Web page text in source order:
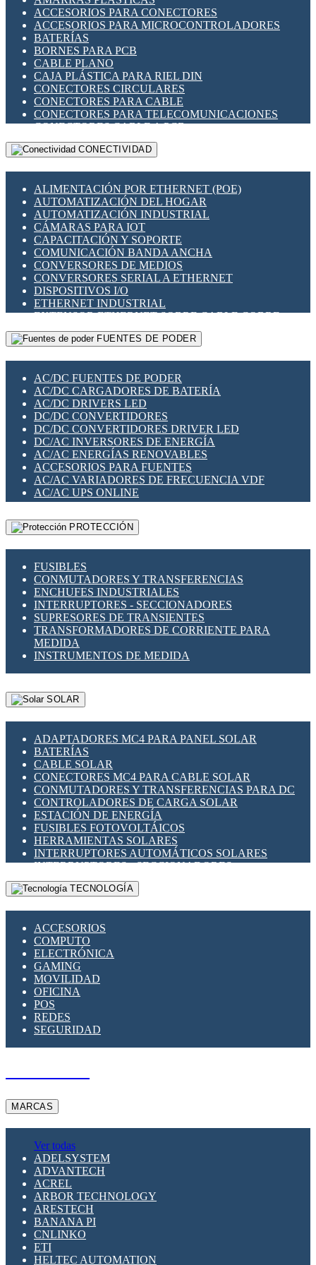
INDICADORES PARA PANEL
INTERFACES DE RELÉ
INTERRUPTORES FIN DE CARRERA
LLAVES CONMUTADORAS
MEDIDORES DE ENERGÍA Y TC'S DE CORRIENTE
MOTORES PASO A PASO
PANTALLAS HMI
PLC -CONTROLADORES LÓGICO PROGRAMABLES
PROGRAMADORES DE HORARIO
RELÉS DE PROTECCIÓN
SENSORES CAPACITIVOS
SENSORES INDUCTIVOS
TEMPORIZADORES
VARIACS
VARIADORES DE FRECUENCIA [VDF]
SECCIONADORES - INTERRUPTORES
MAQUINARIA
ACCESORIOS PARA CONECTORES
ACCESORIOS PARA MICROCONTROLADORES
BATERÍAS
BORNES PARA PCB
CABLE PLANO
CAJA PLÁSTICA PARA RIEL DIN
CONECTORES CIRCULARES
CONECTORES PARA CABLE
CONECTORES PARA TELECOMUNICACIONES
CONECTORES CABLE A PCB
CONECTORES PCB A CABLE
DIP SWITCHES
HERRAMIENTAS VARIAS
ILUMINACIÓN LED
INTERRUPTORES REED
INTERFACES DE RELÉ
OTROS RELÉS
PROTECCIÓN TÉRMICA
RELÉS AUTOMOTRICES
RELÉS DE SEÑAL
RELÉS DE ESTADO SÓLIDO SSR
RELÉS INDUSTRIALES
RELÉS MINIATURA DE POTENCIA
SENSORES MAGNÉTICOS
SWITCH Y MICROSWITCH
TARJETAS PI
UNIÓN Y DERIVACIÓN DE CABLE
CONECTIVIDAD
ALIMENTACIÓN POR ETHERNET (POE)
AUTOMATIZACIÓN DEL HOGAR
AUTOMATIZACIÓN INDUSTRIAL
CÁMARAS PARA IOT
CAPACITACIÓN Y SOPORTE
COMUNICACIÓN BANDA ANCHA
CONVERSORES DE MEDIOS
CONVERSORES SERIAL A ETHERNET
DISPOSITIVOS I/O
ETHERNET INDUSTRIAL
EXTENSOR ETHERNET SOBRE CABLE COBRE
GATEWAY LORAWAN
GESTIÓN DE REDES
PLACAS MODULARES IOT
SWITCHES Y REDES WIFI
SOLUCIONES IOT
SOLUCIONES LORAWAN
SOLUCIONES RED CELULAR
SEGURIDAD PARA REDES
SWITCHES LAN
TELEFONÍA IP (VOIP)
VIGILANCIA IP (CCTV)
MESHTASTIC
FUENTES DE PODER
AC/DC FUENTES DE PODER
AC/DC CARGADORES DE BATERÍA
AC/DC DRIVERS LED
DC/DC CONVERTIDORES
DC/DC CONVERTIDORES DRIVER LED
DC/AC INVERSORES DE ENERGÍA
AC/AC ENERGÍAS RENOVABLES
ACCESORIOS PARA FUENTES
AC/AC VARIADORES DE FRECUENCIA VDF
AC/AC UPS ONLINE
PROTECCIÓN
FUSIBLES
CONMUTADORES Y TRANSFERENCIAS
ENCHUFES INDUSTRIALES
INTERRUPTORES - SECCIONADORES
SUPRESORES DE TRANSIENTES
TRANSFORMADORES DE CORRIENTE PARA
MEDIDA
INSTRUMENTOS DE MEDIDA
SOLAR
ADAPTADORES MC4 PARA PANEL SOLAR
BATERÍAS
CABLE SOLAR
CONECTORES MC4 PARA CABLE SOLAR
CONMUTADORES Y TRANSFERENCIAS PARA DC
CONTROLADORES DE CARGA SOLAR
ESTACIÓN DE ENERGÍA
FUSIBLES FOTOVOLTÁICOS
HERRAMIENTAS SOLARES
INTERRUPTORES AUTOMÁTICOS SOLARES
INTERRUPTORES - SECCIONADORES
FOTOVOLTÁICOS
MONTAJE PANEL SOLAR
SUPRESOR DE TRANSIENTES SPDS PARA
APLICACIONES FOTOVOLTAICAS
TECNOLOGÍA
ACCESORIOS
COMPUTO
ELECTRÓNICA
GAMING
MOVILIDAD
OFICINA
POS
REDES
SEGURIDAD
MARCAS
Ver todas
ADELSYSTEM
ADVANTECH
ACREL
ARBOR TECHNOLOGY
ARESTECH
BANANA PI
CNLINKO
ETI
HELTEC AUTOMATION